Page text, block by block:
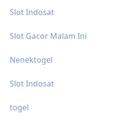
Slot Indosat
Slot Gacor Malam Ini
Nenektogel
Slot Indosat
togel